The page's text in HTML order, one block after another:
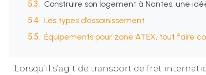
Construire son logement à Nantes, une
Les types d’assainissement
Équipements pour zone ATEX, tout faire
Lorsqu’il s’agit de transport de fret